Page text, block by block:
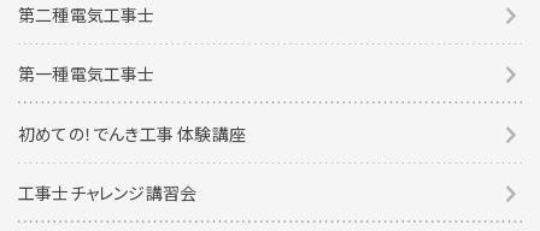
第二種電気工事士
第一種電気工事士
初めての！でんき工事 体験講座
工事士チャレンジ講習会